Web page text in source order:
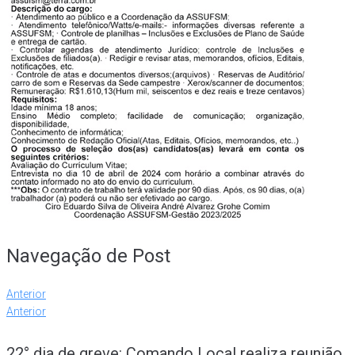
Navegação de Post
Anterior
Anterior